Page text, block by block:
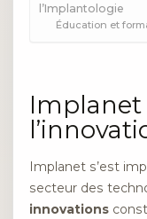
l’Implantologie
Éducation et
Implanet
Implanet s’est
secteur des
innovations